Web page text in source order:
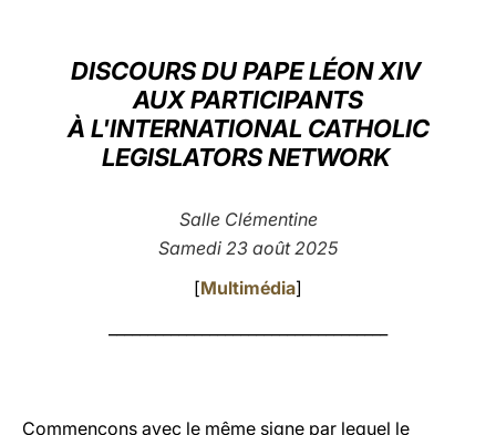
العربيّة
中文
LATINE
DISCOURS DU PAPE LÉON XIV
AUX PARTICIPANTS
À L'INTERNATIONAL CATHOLIC
LEGISLATORS NETWORK
Salle Clémentine
Samedi 23 août 2025
[Multimédia]
Commençons avec le même signe par lequel le